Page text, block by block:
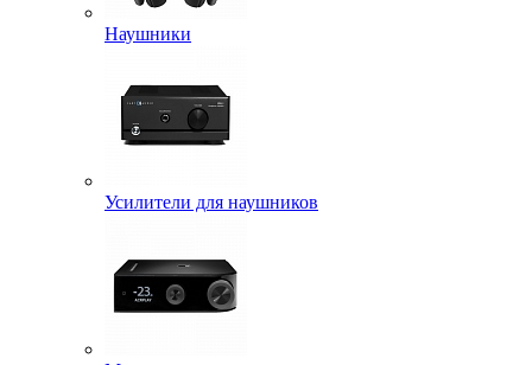
Наушники
Усилители для наушников